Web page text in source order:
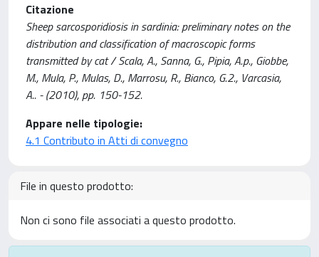
Citazione
Sheep sarcosporidiosis in sardinia: preliminary notes on the
distribution and classification of macroscopic forms
transmitted by cat / Scala, A., Sanna, G., Pipia, A.p., Giobbe,
M., Mula, P., Mulas, D., Marrosu, R., Bianco, G.2., Varcasia,
A.. - (2010), pp. 150-152.
Appare nelle tipologie:
4.1 Contributo in Atti di convegno
File in questo prodotto:
Non ci sono file associati a questo prodotto.